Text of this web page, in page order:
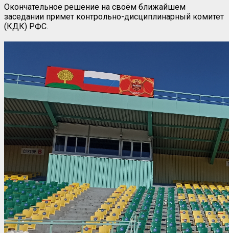
Окончательное решение на своём ближайшем
заседании примет контрольно-дисциплинарный комитет
(КДК) РФС.